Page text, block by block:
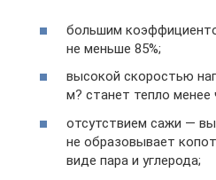
большим
не меньше 85%;
высокой скоростью
м? станет тепло менее
отсутствием сажи —
не образовывает
виде пара и углерода;